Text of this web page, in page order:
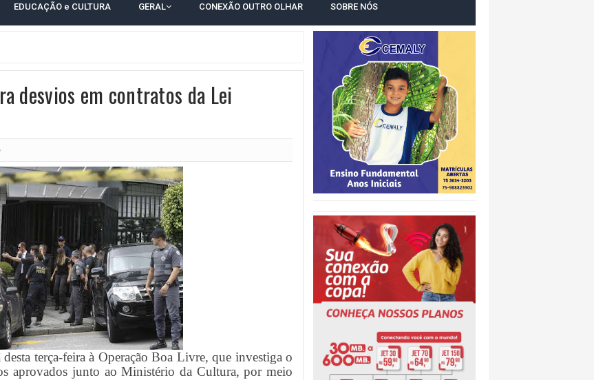
NA TABELA DO BRASILEIRÃO
0 NO BARRADÃO E AVANÇA ÀS QUARTAS DE FINAL DA COPA DO BRASIL
NO ENSINO MÉDIO E LANTERNA NACIONAL NO ENSINO FUNDAMENTAL
EDUCAÇÃO e CULTURA GERAL CONEXÃO OUTRO OLHAR SOBRE NÓS
desvios em contratos da Lei
terça-feira à Operação Boa Livre, que investiga o
aprovados junto ao Ministério da Cultura, por meio